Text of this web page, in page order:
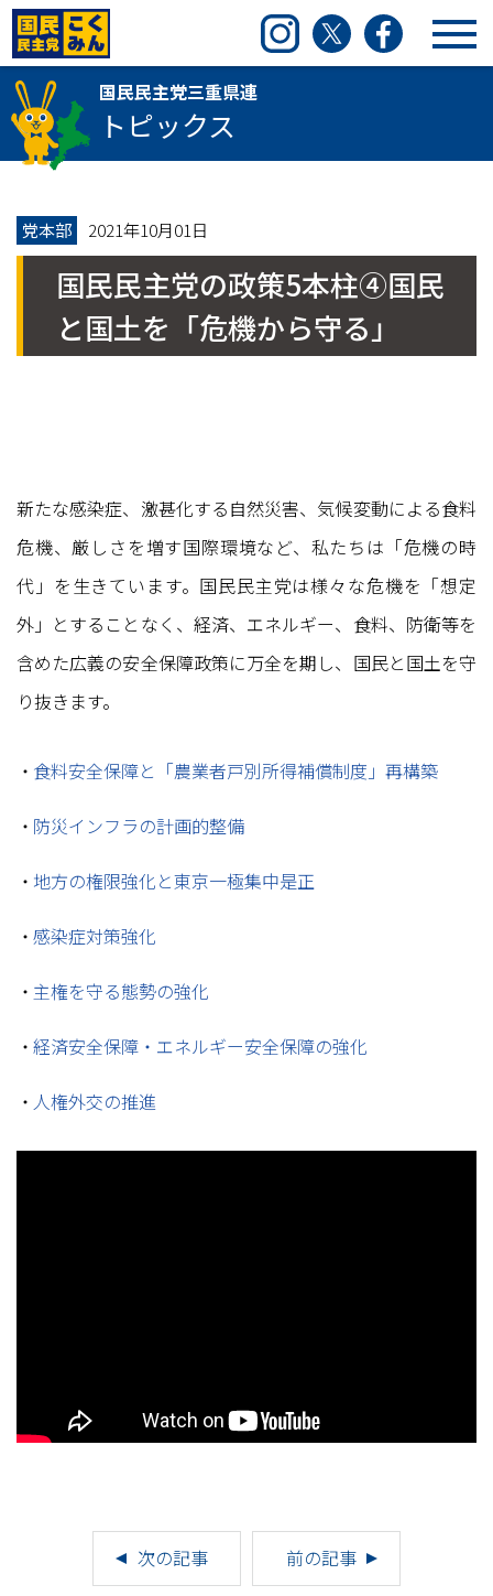
国民民主党三重県連 InstagramTwitter Facebook
国民民主党三重県連
トピックス
党本部 2021年10月01日
国民民主党の政策5本柱④国民
と国土を「危機から守る」
新たな感染症、激甚化する自然災害、気候変動による食料
危機、厳しさを増す国際環境など、私たちは「危機の時
代」を生きています。国民民主党は様々な危機を「想定
外」とすることなく、経済、エネルギー、食料、防衛等を
含めた広義の安全保障政策に万全を期し、国民と国土を守
り抜きます。
食料安全保障と「農業者戸別所得補償制度」再構築
防災インフラの計画的整備
地方の権限強化と東京一極集中是正
感染症対策強化
主権を守る態勢の強化
経済安全保障・エネルギー安全保障の強化
人権外交の推進
次の記事 前の記事